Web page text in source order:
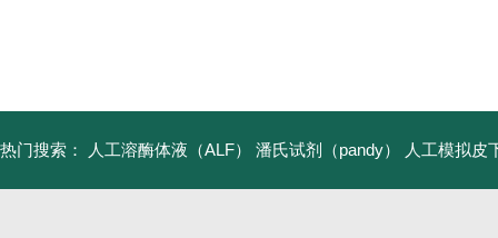
热门搜索： 人工溶酶体液（ALF） 潘氏试剂（pandy） 人工模拟皮